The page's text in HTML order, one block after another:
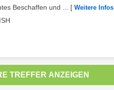
Beschaffen und ...
[ Weitere Infos
TREFFER ANZEIGEN